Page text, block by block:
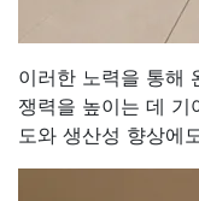
이러한 노력을 통해
쟁력을 높이는 데 기
도와 생산성 향상에